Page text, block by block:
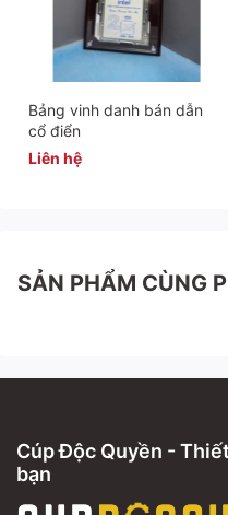
Bảng vinh danh bán dẫn
cổ điển
Liên hệ
SẢN PHẨM CÙNG
Cúp Độc Quyền -
bạn